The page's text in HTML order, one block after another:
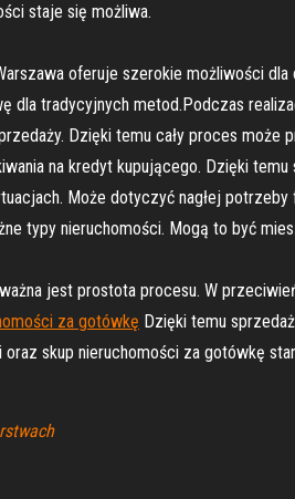
staje się możliwa.
oferuje szerokie możliwości
dla tradycyjnych metod.Podczas
Dzięki temu cały proces
na kredyt kupującego. Dzięki
Może dotyczyć nagłej
typy nieruchomości. Mogą to być
jest prostota procesu. W
za gotówkę Dzięki temu
skup nieruchomości za gotówkę